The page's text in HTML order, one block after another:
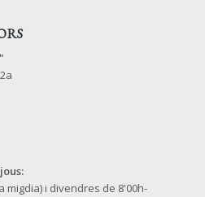
migdia) i divendres de 8'00h-